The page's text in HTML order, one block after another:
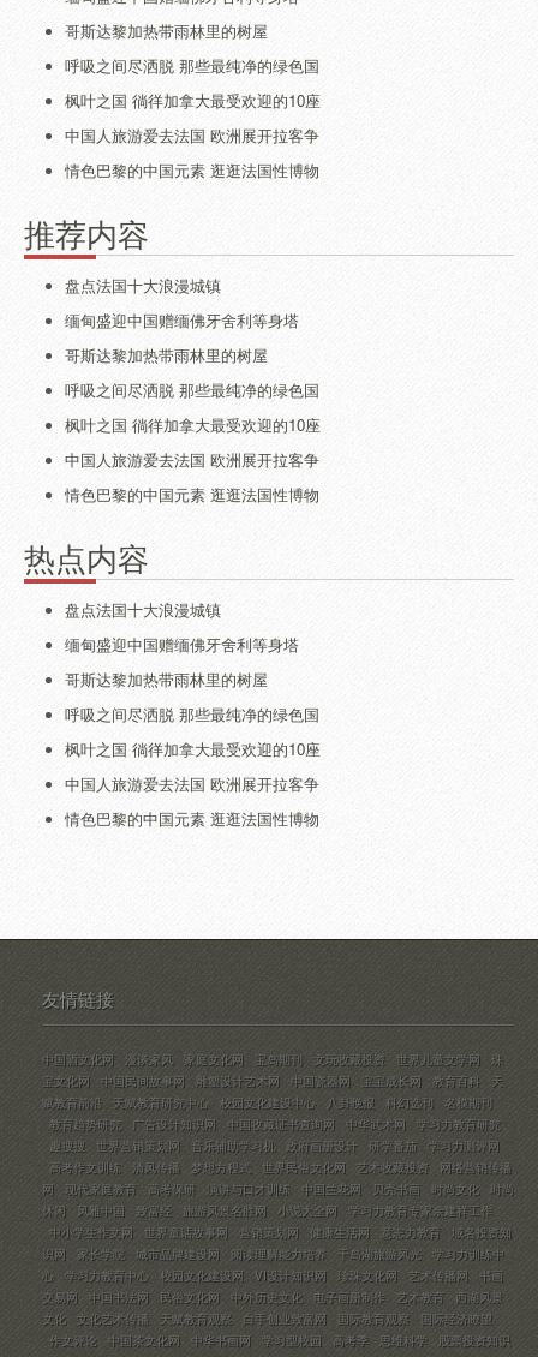
哥斯达黎加热带雨林里的树屋
呼吸之间尽洒脱 那些最纯净的绿色国
枫叶之国 徜徉加拿大最受欢迎的10座
中国人旅游爱去法国 欧洲展开拉客争
情色巴黎的中国元素 逛逛法国性博物
推荐内容
盘点法国十大浪漫城镇
缅甸盛迎中国赠缅佛牙舍利等身塔
哥斯达黎加热带雨林里的树屋
呼吸之间尽洒脱 那些最纯净的绿色国
枫叶之国 徜徉加拿大最受欢迎的10座
中国人旅游爱去法国 欧洲展开拉客争
情色巴黎的中国元素 逛逛法国性博物
热点内容
盘点法国十大浪漫城镇
缅甸盛迎中国赠缅佛牙舍利等身塔
哥斯达黎加热带雨林里的树屋
呼吸之间尽洒脱 那些最纯净的绿色国
枫叶之国 徜徉加拿大最受欢迎的10座
中国人旅游爱去法国 欧洲展开拉客争
情色巴黎的中国元素 逛逛法国性博物
友情链接
中国酒文化网 漫谈家风 家庭文化网 宝岛期刊 文玩收藏投资 世界儿童文学网
珠
宝文化网
中国民间故事网 雕塑设计艺术网 中国瓷器网 宝宝成长网 教育百科
天
赋教育前沿
天赋教育研究中心 校园文化建设中心 八卦晚报 科幻选刊
名模期刊
教育趋势研究
广告设计知识网 中国收藏证书查询网 中华武术网
学习力教育研究
趣搜搜
世界营销策划网 音乐辅助学习机 政府画册设计 研学番茄
学习力测评网
高考作文训练
清风传播 梦想方程式 世界民俗文化网 艺术收藏投资
网络营销传播
网
现代家庭教育 高考保研 演讲与口才训练 中国兰花网 贝壳书画 时尚文化
时尚
休闲
风雅中国 致富经 旅游风景名胜网 小说大全网
学习力教育专家余建祥工作
中小学生作文网
世界童话故事网 营销策划网 健康生活网 意志力教育
域名投资知
识网
家长学院 城市品牌建设网 阅读理解能力培养 千岛湖旅游风光
学习力训练中
心
学习力教育中心 校园文化建设网 VI设计知识网 珍珠文化网 艺术传播网
书画
交易网
中国书法网 民俗文化网 中外历史文化 电子画册制作 艺术教育
西湖风景
文化
文化艺术传播 天赋教育观察 白手创业致富网 国际教育观察
国际经济瞭望
作文评论
中国茶文化网 中华书画网 学习型校园 高考季 思维科学
股票投资知识